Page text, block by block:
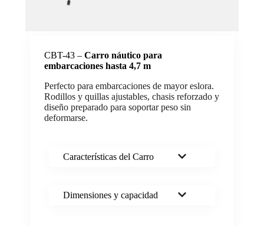
CBT-43 – Carro náutico para
embarcaciones hasta 4,7 m
Perfecto para embarcaciones de mayor eslora.
Rodillos y quillas ajustables, chasis reforzado y
diseño preparado para soportar peso sin
deformarse.
Características del Carro
Dimensiones y capacidad